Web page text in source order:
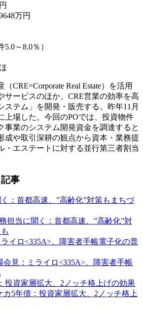
万円
～8.0％）
CRE=Corporate Real Estate）を活用
サービスのほか、CRE営業の効率を高
ステム」を開発・販売する。昨年11月
上場した。今回のPOでは、投資物件
事業のシステム開発資金を調達すると
成や取引深耕の観点から資本・業務提
・エステートに対する並行第三者割当
事
担当に聞く：首都高速、”高齢化”対
会見：ミライロ<335A>、障害者手帳
カ5年債：投資家層拡大、2ノッチ格上